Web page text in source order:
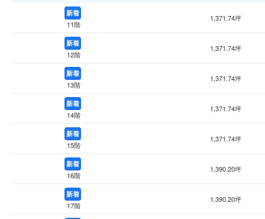
新着
11階
1,371.74坪
新着
12階
1,371.74坪
新着
13階
1,371.74坪
新着
14階
1,371.74坪
新着
15階
1,371.74坪
新着
16階
1,390.20坪
新着
17階
1,390.20坪